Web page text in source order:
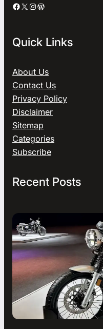
Facebook X Instagram WordPress
Quick Links
About Us
Contact Us
Privacy Policy
Disclaimer
Sitemap
Categories
Subscribe
Recent Posts